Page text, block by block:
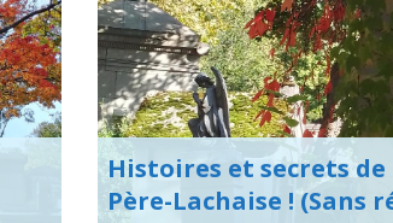
Histoires et secrets
Père-Lachaise ! (Sans